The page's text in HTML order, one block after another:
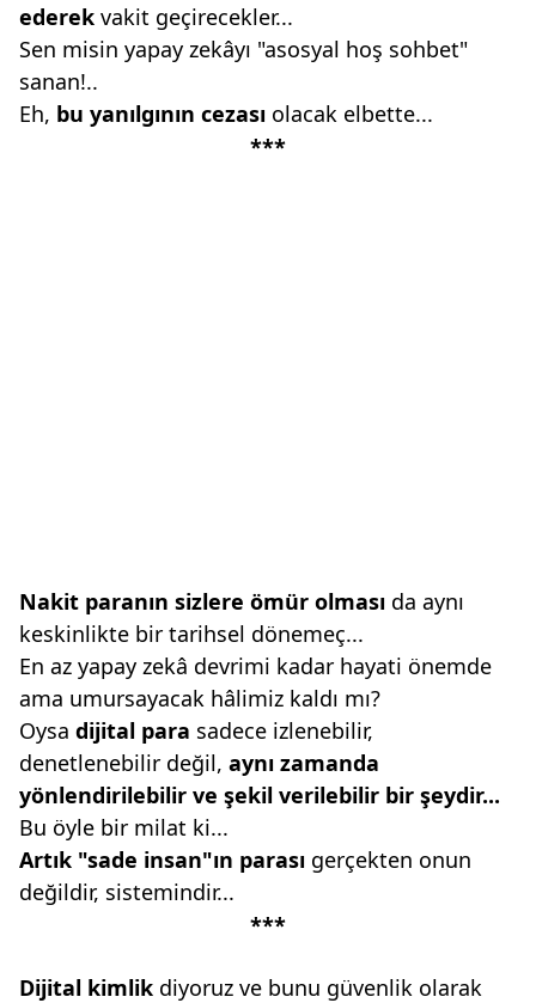
ederek vakit geçirecekler...
Sen misin yapay zekâyı "asosyal hoş sohbet"
sanan!..
Eh, bu yanılgının cezası olacak elbette...
***
Nakit paranın sizlere ömür olması da aynı
keskinlikte bir tarihsel dönemeç...
En az yapay zekâ devrimi kadar hayati önemde
ama umursayacak hâlimiz kaldı mı?
Oysa dijital para sadece izlenebilir,
denetlenebilir değil, aynı zamanda
yönlendirilebilir ve şekil verilebilir bir şeydir...
Bu öyle bir milat ki...
Artık "sade insan"ın parası gerçekten onun
değildir, sistemindir...
***
Dijital kimlik diyoruz ve bunu güvenlik olarak